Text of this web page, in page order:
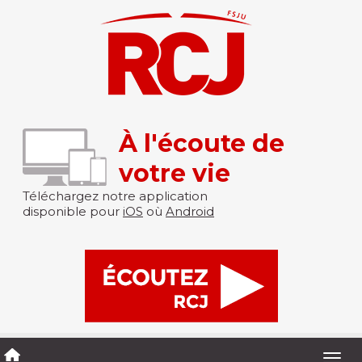
À l'écoute de
votre vie
Téléchargez notre application
disponible pour iOS où Android